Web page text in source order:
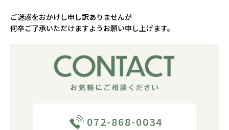
ご迷惑をおかけし申し訳ありませんが
何卒ご了承いただけますようお願い申し上げます。
072-868-0034